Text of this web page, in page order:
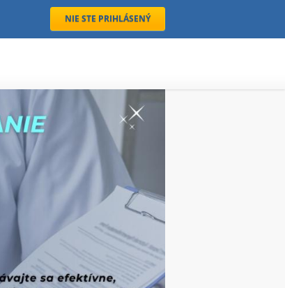
NIE STE PRIHLÁSENÝ